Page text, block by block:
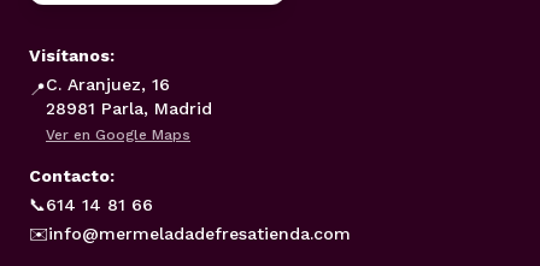
Visítanos:
📍C. Aranjuez, 16
28981 Parla, Madrid
Ver en Google Maps
Contacto:
📞614 14 81 66
✉️info@mermeladadefresatienda.com